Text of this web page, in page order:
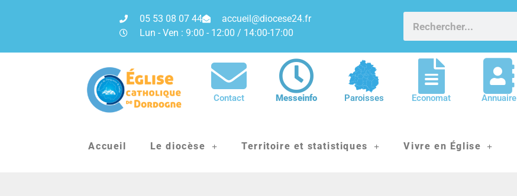
05 53 08 07 44
accueil@diocese24.fr
Lun - Ven : 9:00 - 12:00 / 14:00-17:00
Contact Messeinfo Paroisses Economat Annuaire
Accueil Le diocèse Territoire et statistiques Vivre en Église